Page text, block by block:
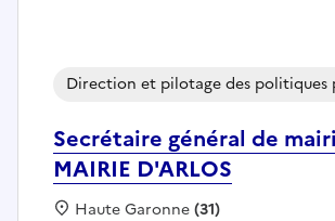
Secrétaire général de
MAIRIE D'ARLOS
Direction et pilotage des politiques
Localisation :
Haute Garonne(31)